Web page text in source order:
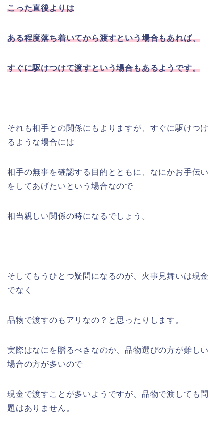
こった直後よりは
ある程度落ち着いてから渡すという場合もあれば、
すぐに駆けつけて渡すという場合もあるようです。
それも相手との関係にもよりますが、すぐに駆けつけ
るような場合には
相手の無事を確認する目的とともに、なにかお手伝い
をしてあげたいという場合なので
相当親しい関係の時になるでしょう。
そしてもうひとつ疑問になるのが、火事見舞いは現金
でなく
品物で渡すのもアリなの？と思ったりします。
実際はなにを贈るべきなのか、品物選びの方が難しい
場合の方が多いので
現金で渡すことが多いようですが、品物で渡しても問
題はありません。